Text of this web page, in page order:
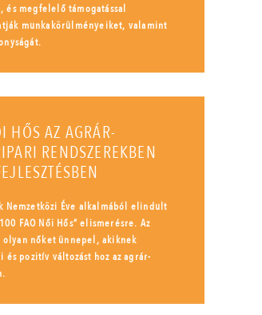
és megfelelő támogatással
munkakörülményeiket, valamint
HŐS AZ AGRÁR-
RENDSZEREKBEN
Nemzetközi Éve alkalmából elindult
FAO Női Hős” elismerésre. Az
nőket ünnepel, akiknek
és pozitív változást hoz az agrár-